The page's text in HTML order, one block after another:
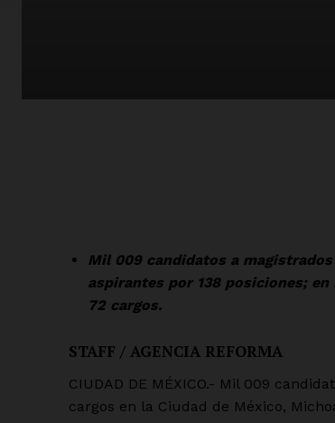
Mil 009 candidatos a
aspirantes por 138 posiciones; en
72 cargos.
STAFF / AGENCIA REFORMA
CIUDAD DE MÉXICO.- Mil 009
cargos en la Ciudad de México,